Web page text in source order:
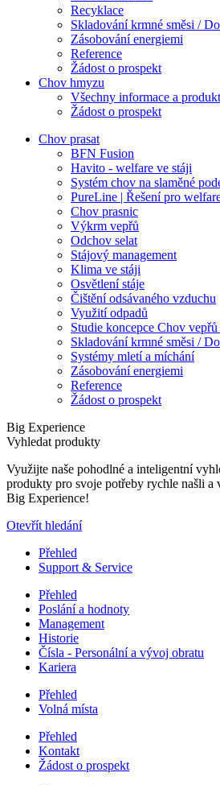
Recyklace
Skladování krmné směsi /
Zásobování energiemi
Reference
Žádost o prospekt
Chov hmyzu
Všechny informace a
Žádost o prospekt
Chov prasat
BFN Fusion
Havito - welfare ve stáji
Systém chov na slaměné
PureLine | Řešení pro
Chov prasnic
Výkrm vepřů
Odchov selat
Stájový management
Klima ve stáji
Osvětlení stáje
Čištění odsávaného vzduchu
Využití odpadů
Studie koncepce Chov
Skladování krmné směsi /
Systémy mletí a míchání
Zásobování energiemi
Reference
Žádost o prospekt
Big Experience
Vyhledat produkty
Využijte naše pohodlné a inteligentní
produkty pro svoje potřeby rychle našli
Big Experience!
Otevřít hledání
Přehled
Support & Service
Přehled
Poslání a hodnoty
Management
Historie
Čísla - Personální a vývoj obratu
Kariera
Přehled
Volná místa
Přehled
Kontakt
Žádost o prospekt